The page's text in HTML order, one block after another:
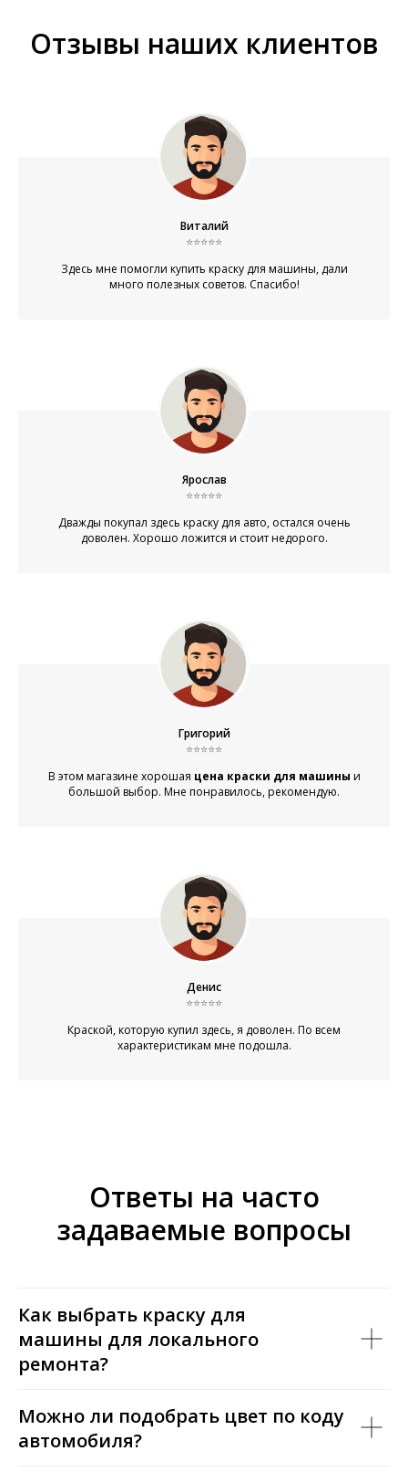
Отзывы наших клиентов
Виталий
⭐⭐⭐⭐⭐
Здесь мне помогли купить краску для машины, дали
много полезных советов. Спасибо!
Ярослав
⭐⭐⭐⭐⭐
Дважды покупал здесь краску для авто, остался очень
доволен. Хорошо ложится и стоит недорого.
Григорий
⭐⭐⭐⭐⭐
В этом магазине хорошая цена краски для машины и
большой выбор. Мне понравилось, рекомендую.
Денис
⭐⭐⭐⭐⭐
Краской, которую купил здесь, я доволен. По всем
характеристикам мне подошла.
Ответы на часто
задаваемые вопросы
Как выбрать краску для
машины для локального
ремонта?
Можно ли подобрать цвет по коду
автомобиля?